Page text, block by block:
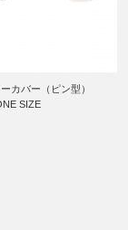
カバー（ピン型）
SIZE